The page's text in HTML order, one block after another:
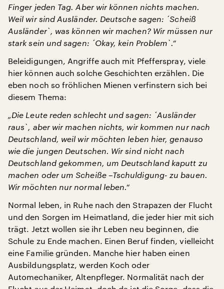
Finger jeden Tag. Aber wir können nichts machen.
Weil wir sind Ausländer. Deutsche sagen: ´Scheiß
Ausländer`, was können wir machen? Wir müssen nur
stark sein und sagen: ´Okay, kein Problem`.“
Beleidigungen, Angriffe auch mit Pfefferspray, viele
hier können auch solche Geschichten erzählen. Die
eben noch so fröhlichen Mienen verfinstern sich bei
diesem Thema:
„Die Leute reden schlecht und sagen: ´Ausländer
raus`, aber wir machen nichts, wir kommen nur nach
Deutschland, weil wir möchten leben hier, genauso
wie die jungen Deutschen. Wir sind nicht nach
Deutschland gekommen, um Deutschland kaputt zu
machen oder um Scheiße –Tschuldigung- zu bauen.
Wir möchten nur normal leben.“
Normal leben, in Ruhe nach den Strapazen der Flucht
und den Sorgen im Heimatland, die jeder hier mit sich
trägt. Jetzt wollen sie ihr Leben neu beginnen, die
Schule zu Ende machen. Einen Beruf finden, vielleicht
eine Familie gründen. Manche hier haben einen
Ausbildungsplatz, werden Koch oder
Automechaniker, Altenpfleger. Normalität nach der